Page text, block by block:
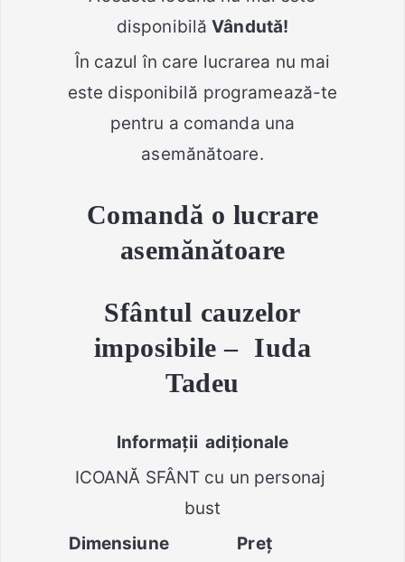
disponibilăVândută!
În cazul în care lucrarea nu mai
este disponibilă programează-te
pentru a comanda una
asemănătoare.
Comandă o lucrare
asemănătoare
Sfântul cauzelor
imposibile – Iuda
Tadeu
Informații adiționale
ICOANĂ SFÂNT cu un personaj
bust
Dimensiune Preț